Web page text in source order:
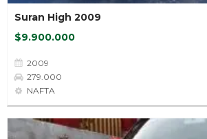
Suran High 2009
$9.900.000
2009
279.000
NAFTA